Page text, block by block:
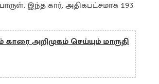
இந்த கார், அதிகபட்சமாக 193
அறிமுகம் செய்யும் மாருதி